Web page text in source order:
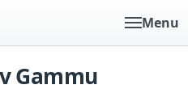
Menu
Gammu